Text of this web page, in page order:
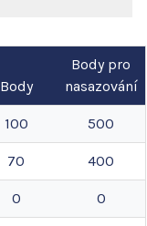
Body
Body pro
nasazování
100 500
70 400
0 0